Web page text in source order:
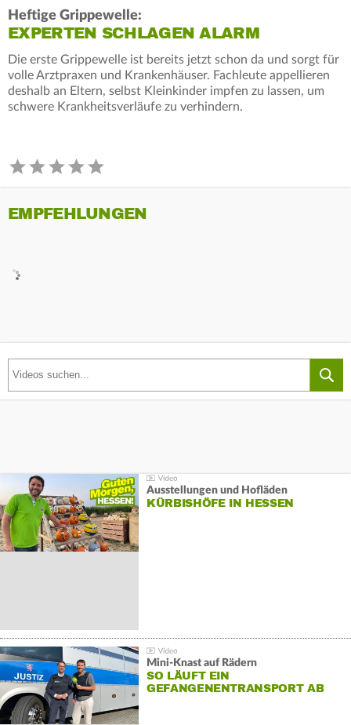
Heftige Grippewelle:
EXPERTEN SCHLAGEN ALARM
Die erste Grippewelle ist bereits jetzt schon da und sorgt für
volle Arztpraxen und Krankenhäuser. Fachleute appellieren
deshalb an Eltern, selbst Kleinkinder impfen zu lassen, um
schwere Krankheitsverläufe zu verhindern.
EMPFEHLUNGEN
Ausstellungen und Hofläden
KÜRBISHÖFE IN HESSEN
Mini-Knast auf Rädern
SO LÄUFT EIN
GEFANGENENTRANSPORT AB